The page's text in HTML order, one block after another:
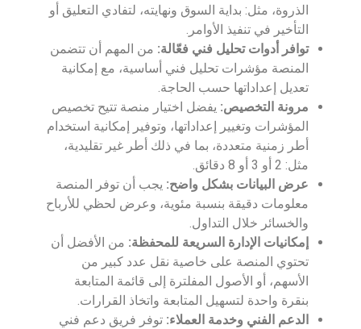
الذروة، مثل: بداية السوق ونهايته، لتفادي التعليق أو
التأخير في تنفيذ الأوامر.
توافر أدوات تحليل فني فعّالة: من المهم أن تتضمن
المنصة مؤشرات تحليل فني أساسية، مع إمكانية
تعديل إعداداتها حسب الحاجة.
مرونة التخصيص: يفضل اختيار منصة تتيح تخصيص
المؤشرات وتغيير إعداداتها، وتوفير إمكانية استخدام
أطر زمنية متعددة، بما في ذلك أطر غير تقليدية،
مثل: 2 أو 3 أو 8 دقائق.
عرض البيانات بشكل واضح: يجب أن توفر المنصة
معلومات دقيقة بنسبة مئوية، وعرض لحظي للأرباح
والخسائر خلال التداول.
إمكانيات الإدارة السريعة للمحفظة: من الأفضل أن
تحتوي المنصة على خاصية نقل عدد كبير من
الأسهم، أو الأصول المفلترة إلى قائمة المتابعة
بنقرة واحدة لتسهيل المتابعة واتخاذ القرارات.
الدعم الفني وخدمة العملاء: توفر فريق دعم فني